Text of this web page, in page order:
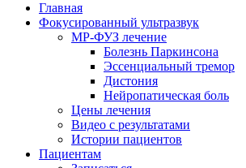
Главная
Фокусированный ультразвук
МР-ФУЗ лечение
Болезнь Паркинсона
Эссенциальный тремор
Дистония
Нейропатическая боль
Цены лечения
Видео с результатами
Истории пациентов
Пациентам